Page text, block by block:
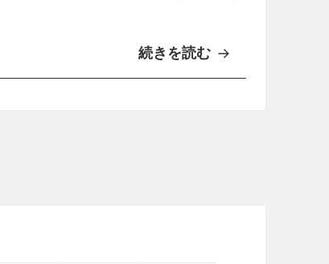
続きを読む S
n